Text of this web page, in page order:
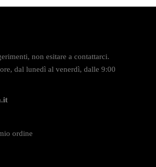
non esitare a contattarci.
dal lunedì al venerdì, dalle 9:00
ordine